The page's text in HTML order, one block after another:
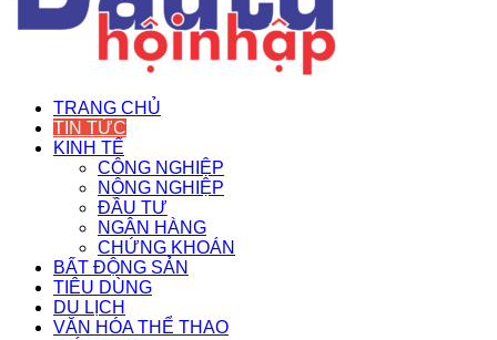
TRANG CHỦ
TIN TỨC
KINH TẾ
CÔNG NGHIỆP
NÔNG NGHIỆP
ĐẦU TƯ
NGÂN HÀNG
CHỨNG KHOÁN
BẤT ĐỘNG SẢN
TIÊU DÙNG
DU LỊCH
VĂN HÓA THỂ THAO